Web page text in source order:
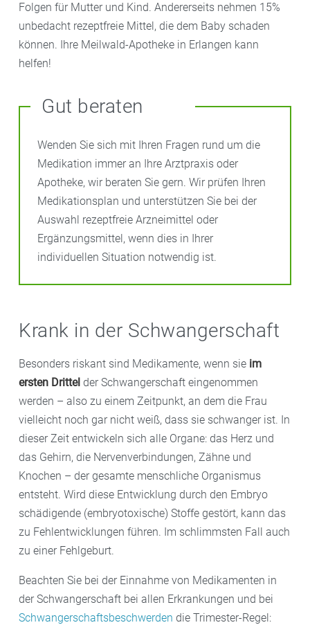
Folgen für Mutter und Kind. Andererseits nehmen 15%
unbedacht rezeptfreie Mittel, die dem Baby schaden
können. Ihre Meilwald-Apotheke in Erlangen kann
helfen!
Gut beraten
Wenden Sie sich mit Ihren Fragen rund um die
Medikation immer an Ihre Arztpraxis oder
Apotheke, wir beraten Sie gern. Wir prüfen Ihren
Medikationsplan und unterstützen Sie bei der
Auswahl rezeptfreie Arzneimittel oder
Ergänzungsmittel, wenn dies in Ihrer
individuellen Situation notwendig ist.
Krank in der Schwangerschaft
Besonders riskant sind Medikamente, wenn sie im
ersten Drittel der Schwangerschaft eingenommen
werden – also zu einem Zeitpunkt, an dem die Frau
vielleicht noch gar nicht weiß, dass sie schwanger ist. In
dieser Zeit entwickeln sich alle Organe: das Herz und
das Gehirn, die Nervenverbindungen, Zähne und
Knochen – der gesamte menschliche Organismus
entsteht. Wird diese Entwicklung durch den Embryo
schädigende (embryotoxische) Stoffe gestört, kann das
zu Fehlentwicklungen führen. Im schlimmsten Fall auch
zu einer Fehlgeburt.
Beachten Sie bei der Einnahme von Medikamenten in
der Schwangerschaft bei allen Erkrankungen und bei
Schwangerschaftsbeschwerden die Trimester-Regel: